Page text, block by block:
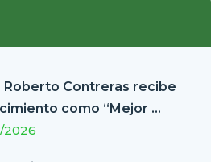
Roberto Contreras recibe
como “Mejor ...
2026